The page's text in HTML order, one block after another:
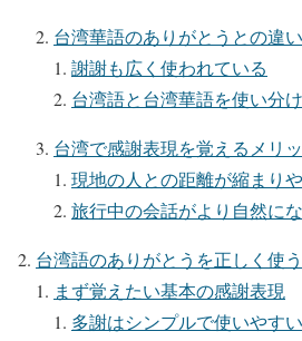
台湾華語のありがとうとの違い
謝謝も広く使われている
台湾語と台湾華語を使い分
台湾で感謝表現を覚えるメリ
現地の人との距離が縮まり
旅行中の会話がより自然に
台湾語のありがとうを正しく使
まず覚えたい基本の感謝表現
多謝はシンプルで使いやすい